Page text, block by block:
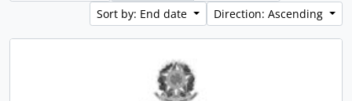
Sort by: End date
Direction: Ascending